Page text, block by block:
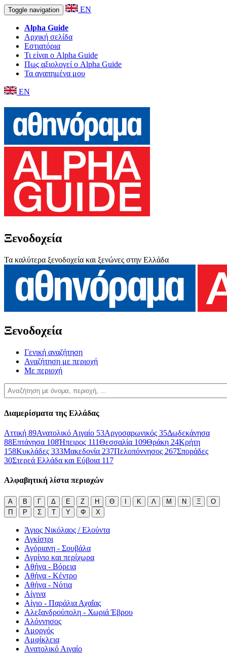
Toggle navigation EN
Alpha Guide
Αρχική σελίδα
Εστιατόρια
Τι είναι ο Alpha Guide
Πως αξιολογεί ο Alpha Guide
Τα αγαπημένα μου
EN
Ξενοδοχεία
Τα καλύτερα ξενοδοχεία και ξενώνες στην Ελλάδα
Ξενοδοχεία
Γενική αναζήτηση
Αναζήτηση με περιοχή
Με περιοχή
Διαμερίσματα της Ελλάδας
Αττική 89Ανατολικό Αιγαίο 53Αργοσαρωνικός 35Δωδεκάνησα
88Επτάνησα 108Ήπειρος 111Θεσσαλία 109Θράκη 24Κρήτη
158Κυκλάδες 333Μακεδονία 237Πελοπόννησος 267Σποράδες
30Στερεά Ελλάδα και Εύβοια 117
Αλφαβητική λίστα περιοχών
Α Β Γ Δ Ε Ζ Η Θ Ι Κ Λ Μ Ν Ξ
Ο
Π
Ρ Σ Τ Υ Φ Χ
Άγιος Νικόλαος / Ελούντα
Αγκίστρι
Αγόριανη - Σουβάλα
Αγρίνιο και περίχωρα
Αθήνα - Βόρεια
Αθήνα - Κέντρο
Αθήνα - Νότια
Αίγινα
Αίγιο - Παράλια Αχαΐας
Αλεξανδρούπολη - Χωριά Έβρου
Αλόννησος
Αμοργός
Αμφίκλεια
Ανατολικό Αιγαίο